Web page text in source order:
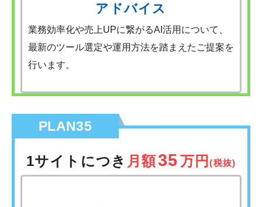
アドバイス
業務効率化や売上UPに繋がるAI活用について、
最新のツール選定や運用方法を踏まえたご提案を
行います。
PLAN35
1サイトにつき 月額35万円(税抜)